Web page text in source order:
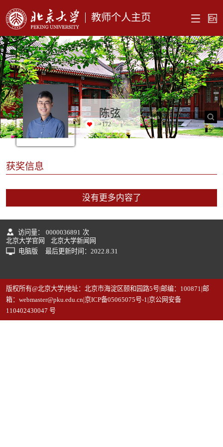
教师个人主页
陈弦
+172
获奖信息
没有更多内容了
访问量： 0000036891 次
北京大学官网
北京大学新闻网
电脑版
最后更新时间： 2022 8 31
版权所有@北京大学|地址：北京市海淀区颐和园路5号|邮编：100871|邮
箱：webmaster@pku.edu.cn|京ICP备05065075号-1|京公网安备
110402430047 号